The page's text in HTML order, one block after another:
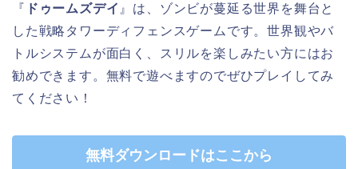
『 ドゥームズデイ 』は、ゾンビが蔓延る世界を舞台と
した戦略タワーディフェンスゲームです。世界観やバ
トルシステムが面白く、スリルを楽しみたい方にはお
勧めできます。無料で遊べますのでぜひプレイしてみ
てください！
無料ダウンロードはここから